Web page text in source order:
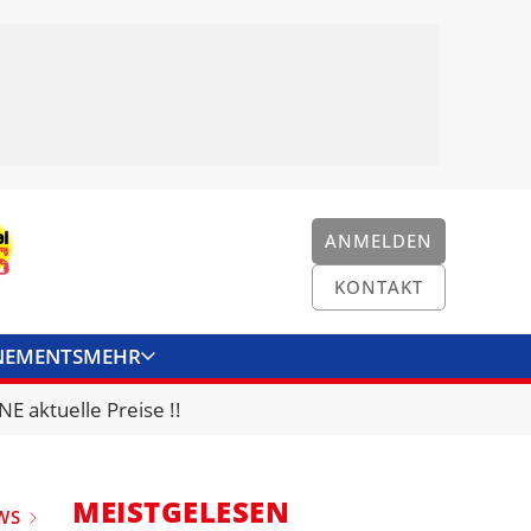
ANMELDEN
KONTAKT
MEHR
KONTAKT
aktuelle Preise !!
MEISTGELESEN